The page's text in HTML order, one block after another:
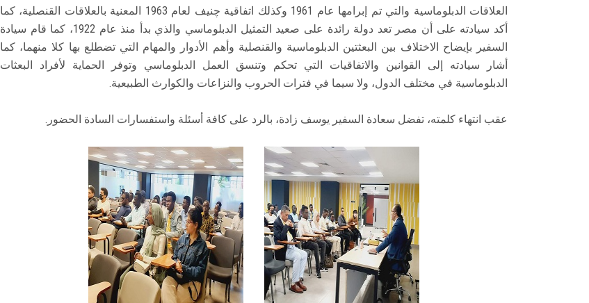
العلاقات الدبلوماسية والتي تم إبرامها عام 1961 وكذلك اتفاقية چنيف لعام 1963 المعنية بالعلاقات القنصلية، كما
أكد سيادته على أن مصر تعد دولة رائدة على صعيد التمثيل الدبلوماسي والذي بدأ منذ عام 1922، كما قام سيادة
السفير بإيضاح الاختلاف بين البعثتين الدبلوماسية والقنصلية وأهم الأدوار والمهام التي تضطلع بها كلا منهما، كما
أشار سيادته إلى القوانين والاتفاقيات التي تحكم وتنسق العمل الدبلوماسي وتوفر الحماية لأفراد البعثات
الدبلوماسية في مختلف الدول، ولا سيما في فترات الحروب والنزاعات والكوارث الطبيعية.
عقب انتهاء كلمته، تفضل سعادة السفير يوسف زادة، بالرد على كافة أسئلة واستفسارات السادة الحضور.